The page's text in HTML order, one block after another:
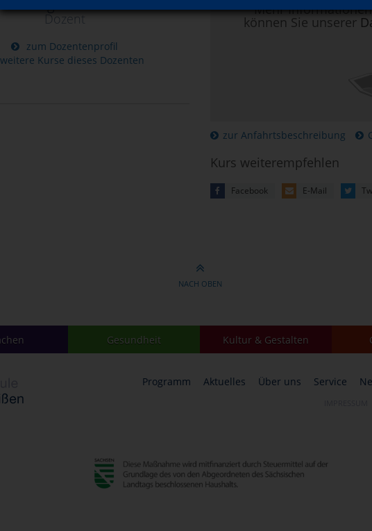
Mehr
können Sie unserer
zur Anfahrtsbeschreibung
Kurs weiterempfehlen
Facebook E-Mail
Dozent
zum Dozentenprofil
weitere Kurse dieses Dozenten
NACH OBEN
Gesundheit Kultur & Gestalten
Programm Aktuelles Über uns Service